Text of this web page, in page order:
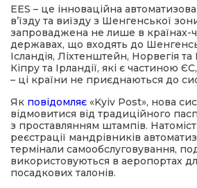
політика
місія
EES – це інноваційна
в’їзду та виїзду з Шенгенської
запроваджена не лише в країнах-
державах, що входять до
Ісландія, Ліхтенштейн, Норвегія
Кіпру та Ірландії, які є частиною
– ці країни не приєднаються до
Як повідомляє «Kyiv Post», нова
відмовитися від традиційного
з проставлянням штампів.
реєстрації мандрівників
термінали самообслуговування,
використовуються в аеропортах
посадкових талонів.